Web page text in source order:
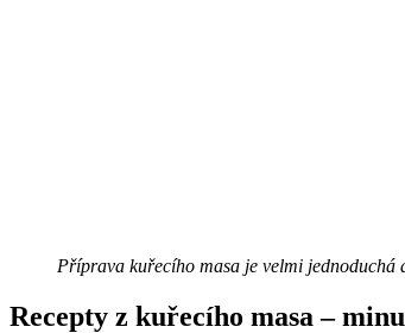
Příprava kuřecího masa je velmi jednoduchá
Recepty z kuřecího masa –